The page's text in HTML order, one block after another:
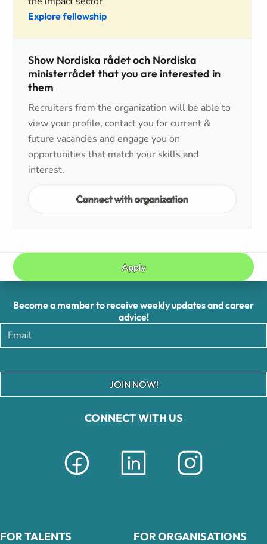
Explore fellowship
Show Nordiska rådet och Nordiska
ministerrådet that you are interested in
them
Recruiters from the organization will be able to
view your profile, contact you for current &
future vacancies and engage you on
opportunities that match your skills and
interest.
Connect with organization
Apply
CONNECT WITH US
Become a member to receive weekly updates and career
advice!
JOIN NOW!
FOR TALENTS FOR ORGANISATIONS